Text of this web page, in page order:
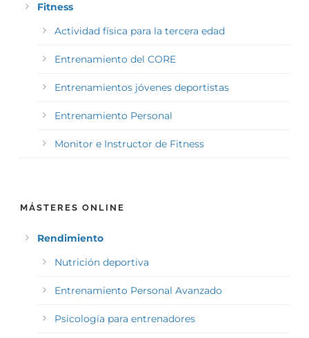
Fitness
Actividad física para la tercera edad
Entrenamiento del CORE
Entrenamientos jóvenes deportistas
Entrenamiento Personal
Monitor e Instructor de Fitness
MÁSTERES ONLINE
Rendimiento
Nutrición deportiva
Entrenamiento Personal Avanzado
Psicología para entrenadores